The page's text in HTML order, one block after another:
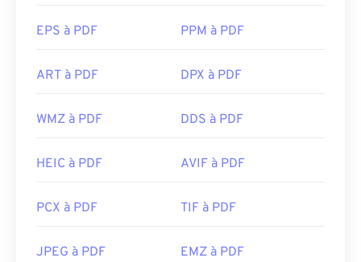
EPS à PDF PPM à PDF
ART à PDF DPX à PDF
WMZ à PDF DDS à PDF
HEIC à PDF AVIF à PDF
PCX à PDF TIF à PDF
JPEG à PDF EMZ à PDF